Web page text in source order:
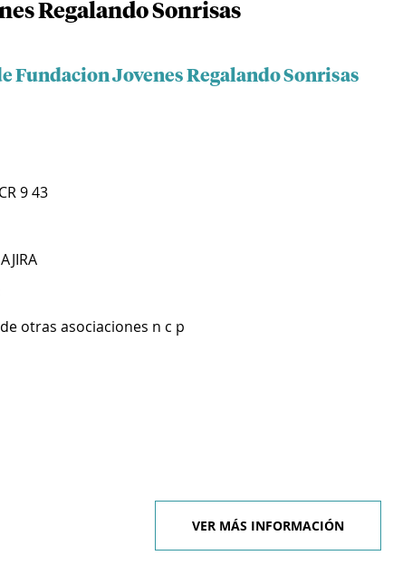
Regalando Sonrisas
Fundacion Jovenes Regalando Sonrisas
9 43
otras asociaciones n c p
VER MÁS INFORMACIÓN